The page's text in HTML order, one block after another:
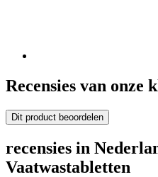
Recensies van onze
Dit product beoordelen
recensies in
Vaatwastabletten